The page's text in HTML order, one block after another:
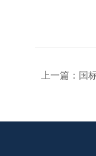
上一篇： 国